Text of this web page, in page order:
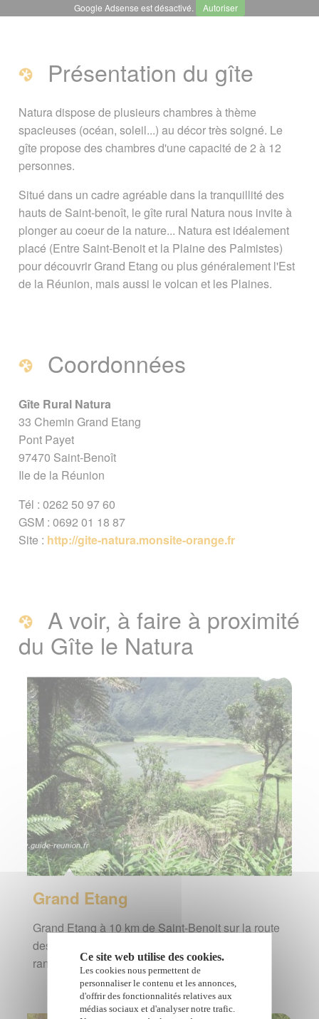
Présentation du gîte Coordonnées
A voir, à faire à proximité du Gîte le
Natura
mise à jour le 19 novembre 2018
Vous êtes ici :Accueil/ Guide Tourisme/
Hébergement à La Réunion/Gîtes,
chambres d'hôtes/Gîte Rural Natura
Signaler une erreur ou Proposer une
Google Adsense est désactivé. Autoriser
Présentation du gîte
Natura dispose de plusieurs chambres à thème
spacieuses (océan, soleil...) au décor très soigné. Le
gîte propose des chambres d'une capacité de 2 à 12
personnes.
Situé dans un cadre agréable dans la tranquillité des
hauts de Saint-benoît, le gîte rural Natura nous invite à
plonger au coeur de la nature... Natura est idéalement
placé (Entre Saint-Benoit et la Plaine des Palmistes)
pour découvrir Grand Etang ou plus généralement l'Est
de la Réunion, mais aussi le volcan et les Plaines.
Coordonnées
Gîte Rural Natura
33 Chemin Grand Etang
Pont Payet
97470 Saint-Benoît
Ile de la Réunion
Tél : 0262 50 97 60
GSM : 0692 01 18 87
Site : http://gite-natura.monsite-orange.fr
A voir, à faire à proximité
du Gîte le Natura
Grand Etang
Grand Etang à 10 km de Saint-Benoit sur la route
des plaines à l'île de la Réunion : présentation,
randonnée, accès au site et galerie photos
Ce site web utilise des cookies.
Les cookies nous permettent de
personnaliser le contenu et les annonces,
d'offrir des fonctionnalités relatives aux
médias sociaux et d'analyser notre trafic.